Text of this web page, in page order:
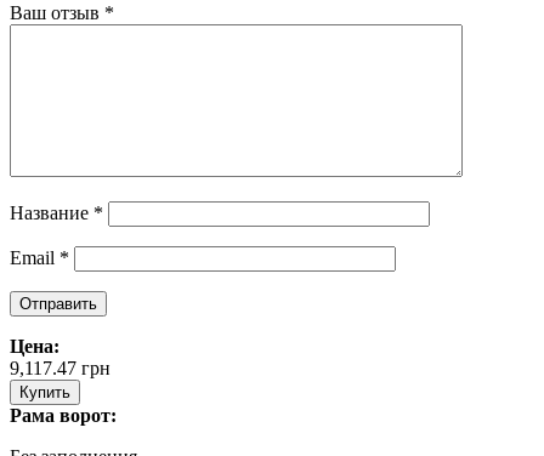
Ваш отзыв *
Название *
Email *
Цена:
9,117.47 грн
Купить
Рама ворот: